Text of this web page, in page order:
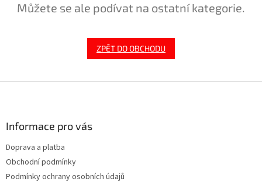
Můžete se ale podívat na ostatní kategorie.
ZPĚT DO OBCHODU
Informace pro vás
Doprava a platba
Obchodní podmínky
Podmínky ochrany osobních údajů